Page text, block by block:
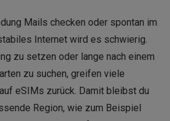
Mails checken oder spontan im
Internet wird es schwierig.
zu setzen oder lange nach einem
zu suchen, greifen viele
eSIMs zurück. Damit bleibst du
Region, wie zum Beispiel